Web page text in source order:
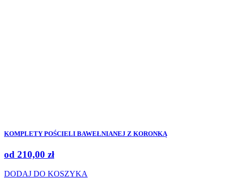
KOMPLETY POŚCIELI BAWEŁNIANEJ Z KORONKĄ
od 210,00 zł
DODAJ DO KOSZYKA